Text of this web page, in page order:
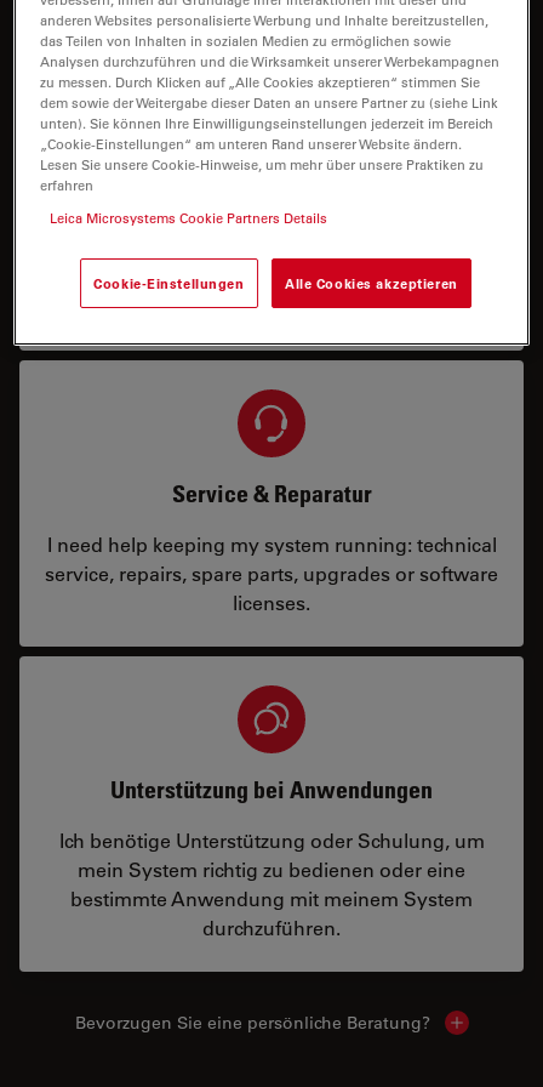
Ich benötige eine Konfiguration oder
Preisinformation.
Demo
Ich benötige eine Vor-Ort- oder Remote-Demo.
Service & Reparatur
I need help keeping my system running: technical
service, repairs, spare parts, upgrades or software
licenses.
Unterstützung bei Anwendungen
Ich benötige Unterstützung oder Schulung, um
mein System richtig zu bedienen oder eine
bestimmte Anwendung mit meinem System
durchzuführen.
Bevorzugen Sie eine persönliche Beratung? Show
anderen Websites personalisierte Werbung und Inhalte bereitzustellen,
das Teilen von Inhalten in sozialen Medien zu ermöglichen sowie
Analysen durchzuführen und die Wirksamkeit unserer Werbekampagnen
zu messen. Durch Klicken auf „Alle Cookies akzeptieren“ stimmen Sie
dem sowie der Weitergabe dieser Daten an unsere Partner zu (siehe Link
unten). Sie können Ihre Einwilligungseinstellungen jederzeit im Bereich
„Cookie-Einstellungen“ am unteren Rand unserer Website ändern.
Lesen Sie unsere Cookie-Hinweise, um mehr über unsere Praktiken zu
erfahren
Leica Microsystems Cookie Partners Details
Cookie-Einstellungen Alle Cookies akzeptieren